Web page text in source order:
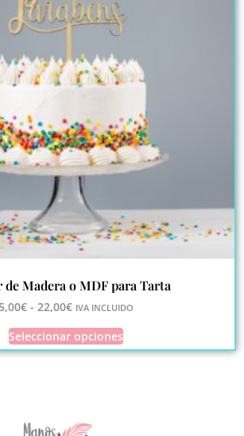
de Madera o MDF para Tarta
5,00€ - 22,00€ IVA INCLUIDO
Seleccionar opciones